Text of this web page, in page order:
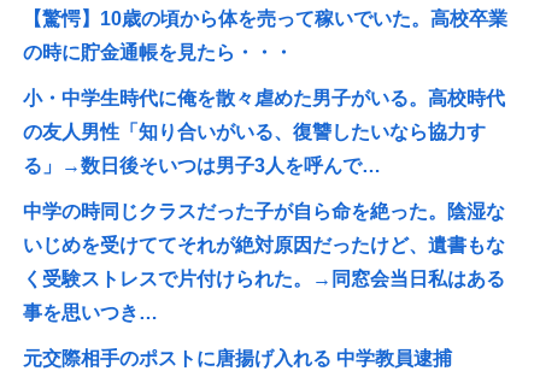
【驚愕】10歳の頃から体を売って稼いでいた。高校卒業
の時に貯金通帳を見たら・・・
小・中学生時代に俺を散々虐めた男子がいる。高校時代
の友人男性「知り合いがいる、復讐したいなら協力す
る」→数日後そいつは男子3人を呼んで…
中学の時同じクラスだった子が自ら命を絶った。陰湿な
いじめを受けててそれが絶対原因だったけど、遺書もな
く受験ストレスで片付けられた。→同窓会当日私はある
事を思いつき…
元交際相手のポストに唐揚げ入れる 中学教員逮捕